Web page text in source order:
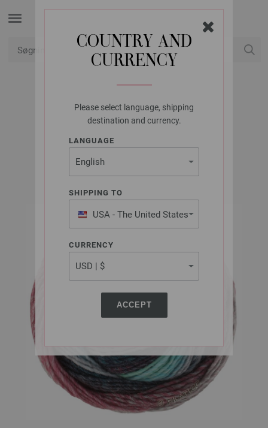
COUNTRY AND
CURRENCY
Please select language, shipping
destination and currency.
LANGUAGE
SHIPPING TO
USA - The United States
of America
CURRENCY
ACCEPT
LANA GROSSA
GOMITOLO FUMO